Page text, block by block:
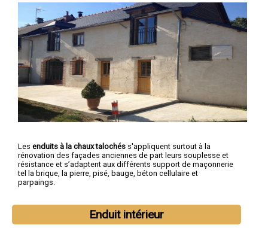
Les enduits à la chaux talochés s'appliquent surtout à la
rénovation des façades anciennes de part leurs souplesse et
résistance et s’adaptent aux différents support de maçonnerie
tel la brique, la pierre, pisé, bauge, béton cellulaire et
parpaings.
Enduit intérieur